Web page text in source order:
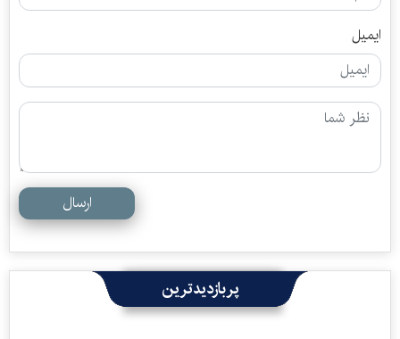
ایمیل
ارسال
پربازدیدترین